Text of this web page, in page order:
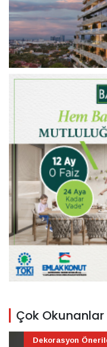
Çok Okunanlar
Dekorasyon